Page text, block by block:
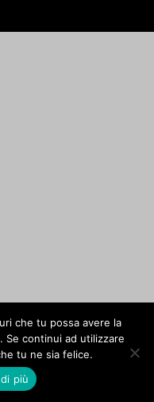
che tu possa avere la
Se continui ad utilizzare
tu ne sia felice.
più